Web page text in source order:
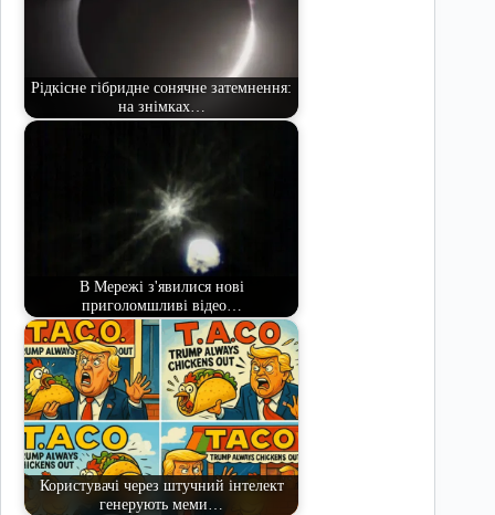
Рідкісне гібридне сонячне затемнення:
на знімках…
В Мережі з'явилися нові
приголомшливі відео…
Користувачі через штучний інтелект
генерують меми…